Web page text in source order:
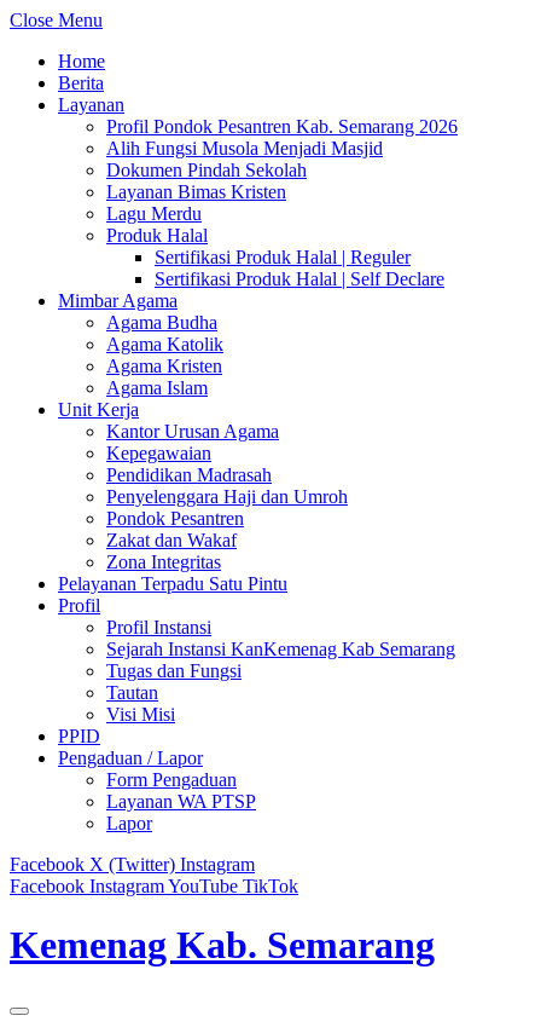
Close Menu
Home
Berita
Layanan
Profil Pondok Pesantren Kab. Semarang 2026
Alih Fungsi Musola Menjadi Masjid
Dokumen Pindah Sekolah
Layanan Bimas Kristen
Lagu Merdu
Produk Halal
Sertifikasi Produk Halal | Reguler
Sertifikasi Produk Halal | Self Declare
Mimbar Agama
Agama Budha
Agama Katolik
Agama Kristen
Agama Islam
Unit Kerja
Kantor Urusan Agama
Kepegawaian
Pendidikan Madrasah
Penyelenggara Haji dan Umroh
Pondok Pesantren
Zakat dan Wakaf
Zona Integritas
Pelayanan Terpadu Satu Pintu
Profil
Profil Instansi
Sejarah Instansi KanKemenag Kab Semarang
Tugas dan Fungsi
Tautan
Visi Misi
PPID
Pengaduan / Lapor
Form Pengaduan
Layanan WA PTSP
Lapor
Facebook X (Twitter) Instagram
Facebook InstagramYouTube TikTok
Kemenag Kab. Semarang